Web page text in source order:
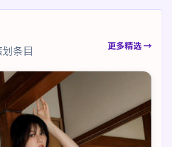
条目 更多精选 →